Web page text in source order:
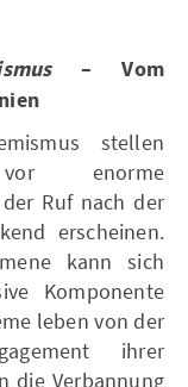
– Vom
stellen
enorme
Ruf nach der
erscheinen.
kann sich
Komponente
leben von der
ihrer
die Verbannung